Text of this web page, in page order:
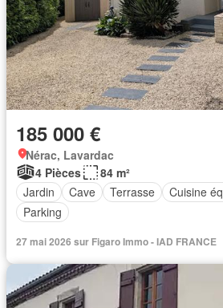
185 000 €
Nérac, Lavardac
4 Pièces
84 m²
Jardin
Cave Terrasse Cuisine
Parking
27 mai 2026 sur Figaro Immo - IAD FRANCE